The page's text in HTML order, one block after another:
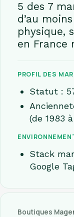
5 des 7
d’au
physique,
en France
PROFIL DES
Statut :
(de 1983
Stack
Google
Boutiques